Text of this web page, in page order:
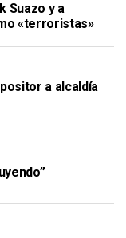
Suazo y a
«terroristas»
a alcaldía